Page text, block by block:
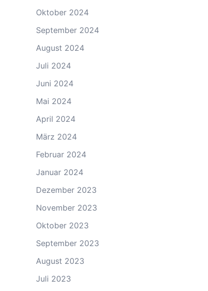
Oktober 2024
September 2024
August 2024
Juli 2024
Juni 2024
Mai 2024
April 2024
März 2024
Februar 2024
Januar 2024
Dezember 2023
November 2023
Oktober 2023
September 2023
August 2023
Juli 2023